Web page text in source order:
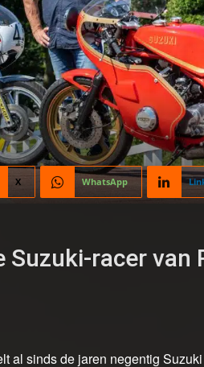
X WhatsApp
Suzuki-racer van
al sinds de jaren negentig